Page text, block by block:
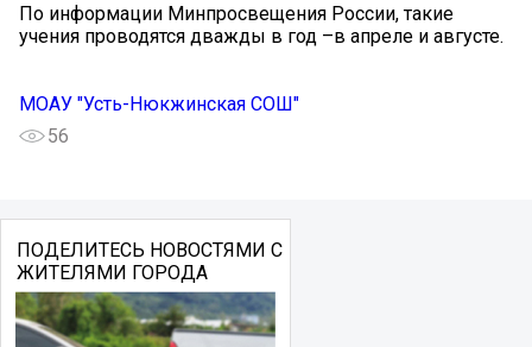
По информации Минпросвещения России, такие
учения проводятся дважды в год –в апреле и августе.
МОАУ "Усть-Нюкжинская СОШ"
56
ПОДЕЛИТЕСЬ НОВОСТЯМИ С
ЖИТЕЛЯМИ ГОРОДА